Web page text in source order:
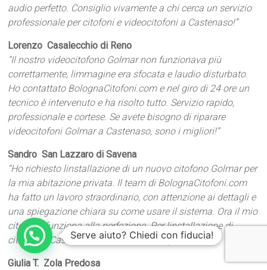
audio perfetto. Consiglio vivamente a chi cerca un servizio
professionale per citofoni e videocitofoni a Castenaso!”
Lorenzo  Casalecchio di Reno
“Il nostro videocitofono Golmar non funzionava più
correttamente, limmagine era sfocata e laudio disturbato.
Ho contattato BolognaCitofoni.com e nel giro di 24 ore un
tecnico è intervenuto e ha risolto tutto. Servizio rapido,
professionale e cortese. Se avete bisogno di riparare
videocitofoni Golmar a Castenaso, sono i migliori!”
Sandro  San Lazzaro di Savena
“Ho richiesto linstallazione di un nuovo citofono Golmar per
la mia abitazione privata. Il team di BolognaCitofoni.com
ha fatto un lavoro straordinario, con attenzione ai dettagli e
una spiegazione chiara su come usare il sistema. Ora il mio
citofono funziona alla perfezione. Per linstallazione di
citofoni a Castenaso, non cè scelta migliore!”
Giulia T.  Zola Predosa
Serve aiuto? Chiedi con fiducia!